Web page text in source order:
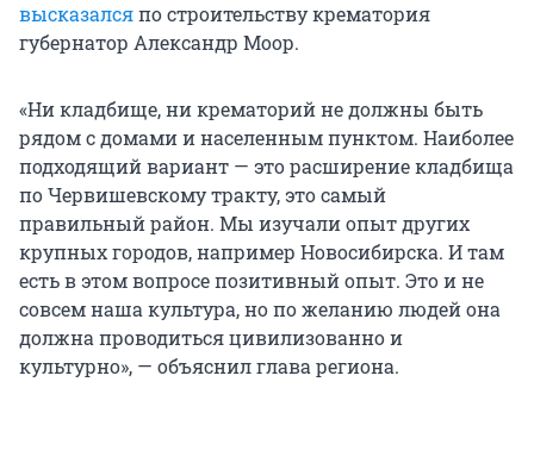
высказалсяпо строительству крематория
губернатор Александр Моор.
«Ни кладбище, ни крематорий не должны быть
рядом с домами и населенным пунктом. Наиболее
подходящий вариант — это расширение кладбища
по Червишевскому тракту, это самый
правильный район. Мы изучали опыт других
крупных городов, например Новосибирска. И там
есть в этом вопросе позитивный опыт. Это и не
совсем наша культура, но по желанию людей она
должна проводиться цивилизованно и
культурно», — объяснил глава региона.